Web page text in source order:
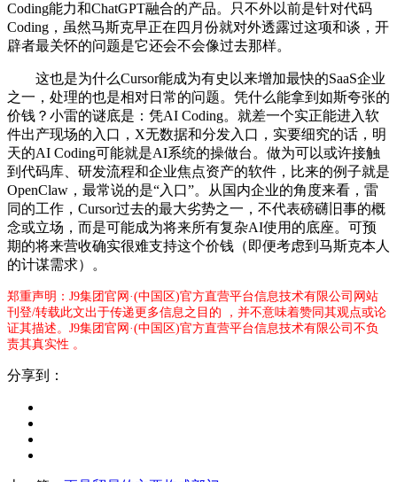
Coding能力和ChatGPT融合的产品。只不外以前是针对代码
Coding，虽然马斯克早正在四月份就对外透露过这项和谈，开
辟者最关怀的问题是它还会不会像过去那样。
这也是为什么Cursor能成为有史以来增加最快的SaaS企业
之一，处理的也是相对日常的问题。凭什么能拿到如斯夸张的
价钱？小雷的谜底是：凭AI Coding。就差一个实正能进入软
件出产现场的入口，X无数据和分发入口，实要细究的话，明
天的AI Coding可能就是AI系统的操做台。做为可以或许接触
到代码库、研发流程和企业焦点资产的软件，比来的例子就是
OpenClaw，最常说的是“入口”。从国内企业的角度来看，雷
同的工作，Cursor过去的最大劣势之一，不代表磅礴旧事的概
念或立场，而是可能成为将来所有复杂AI使用的底座。可预
期的将来营收确实很难支持这个价钱（即便考虑到马斯克本人
的计谋需求）。
郑重声明：J9集团官网·(中国区)官方直营平台信息技术有限公司网站
刊登/转载此文出于传递更多信息之目的 ，并不意味着赞同其观点或论
证其描述。J9集团官网·(中国区)官方直营平台信息技术有限公司不负
责其真实性 。
分享到：